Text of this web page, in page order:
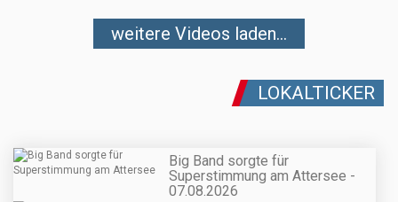
weitere Videos laden...
LOKALTICKER
Big Band sorgte für
Superstimmung am Attersee -
07.08.2026